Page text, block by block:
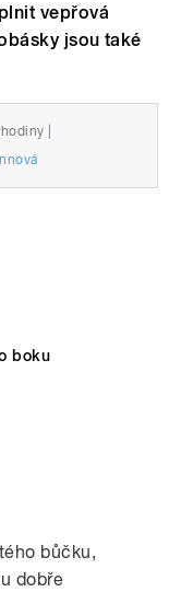
vepřová
jsou také
boku
bůčku,
dobře